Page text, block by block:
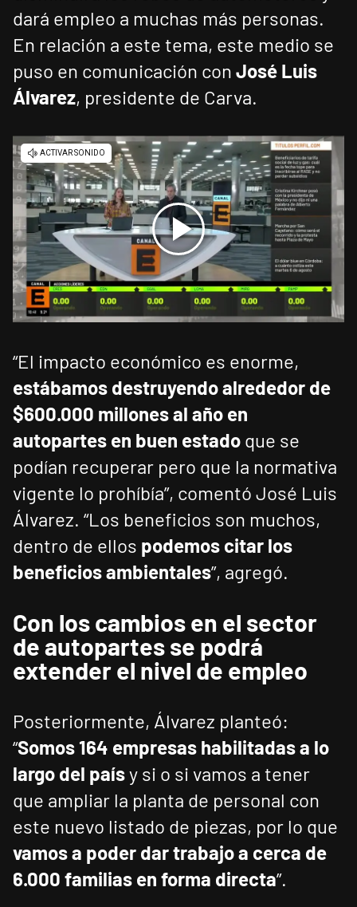
dará empleo a muchas más personas.
En relación a este tema, este medio se
puso en comunicación con José Luis
Álvarez, presidente de Carva.
“El impacto económico es enorme,
estábamos destruyendo alrededor de
$600.000 millones al año en
autopartes en buen estado que se
podían recuperar pero que la normativa
vigente lo prohíbía”, comentó José Luis
Álvarez. “Los beneficios son muchos,
dentro de ellos podemos citar los
beneficios ambientales”, agregó.
Con los cambios en el sector
de autopartes se podrá
extender el nivel de empleo
Posteriormente, Álvarez planteó:
“Somos 164 empresas habilitadas a lo
largo del paísy si o si vamos a tener
que ampliar la planta de personal con
este nuevo listado de piezas, por lo que
vamos a poder dar trabajo a cerca de
6.000 familias en forma directa”.